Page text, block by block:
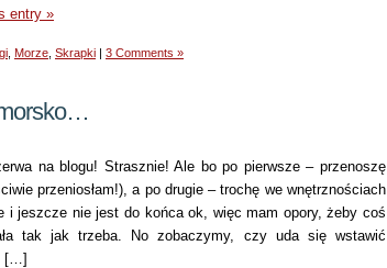
entry »
Morze Skrapki | 3 Comments »
na blogu! Strasznie! Ale bo po pierwsze – przenoszę
przeniosłam!), a po drugie – trochę we wnętrznościach
i jeszcze nie jest do końca ok, więc mam opory, żeby coś
tak jak trzeba. No zobaczymy, czy uda się wstawić
[…]